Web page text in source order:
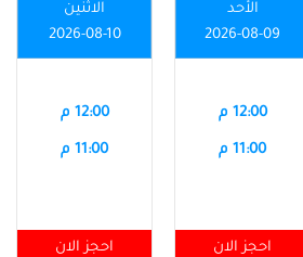
الأحد
2026-08-09
12:00 م
11:00 م
احجز الان
الاثنين
2026-08-10
12:00 م
11:00 م
احجز الان